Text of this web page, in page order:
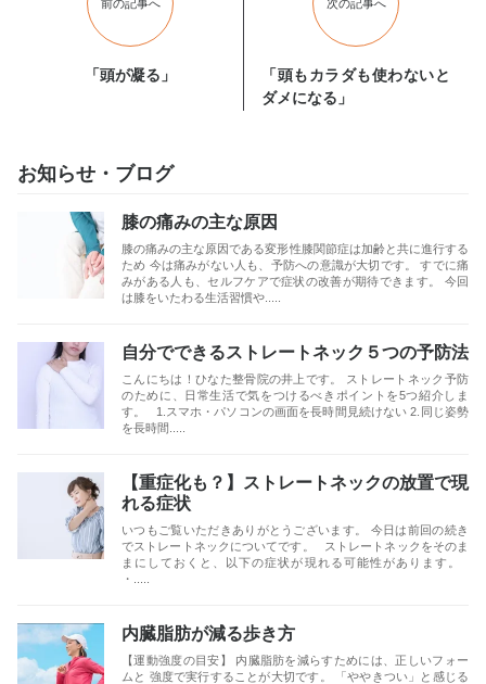
前の記事へ
「頭が凝る」
次の記事へ
「頭もカラダも使わないと
ダメになる」
お知らせ・ブログ
膝の痛みの主な原因
膝の痛みの主な原因である変形性膝関節症は加齢と共に進行する
ため 今は痛みがない人も、予防への意識が大切です。 すでに痛
みがある人も、セルフケアで症状の改善が期待できます。 今回
は膝をいたわる生活習慣や.....
自分でできるストレートネック５つの予防法
こんにちは！ひなた整骨院の井上です。 ストレートネック予防
のために、日常生活で気をつけるべきポイントを5つ紹介しま
す。 1.スマホ・パソコンの画面を長時間見続けない 2.同じ姿勢
を長時間.....
【重症化も？】ストレートネックの放置で現
れる症状
いつもご覧いただきありがとうございます。 今日は前回の続き
でストレートネックについてです。 ストレートネックをそのま
まにしておくと、以下の症状が現れる可能性があります。
・.....
内臓脂肪が減る歩き方
【運動強度の目安】 内臓脂肪を減らすためには、正しいフォー
ムと 強度で実行することが大切です。 「ややきつい」と感じる